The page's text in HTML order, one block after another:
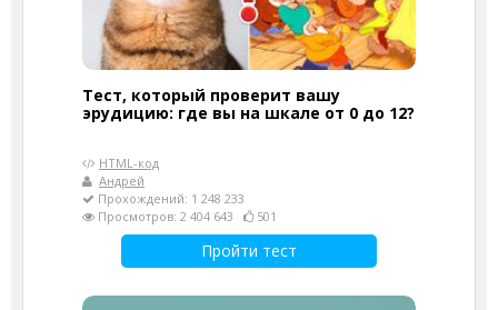
Тест, который проверит вашу
эрудицию: где вы на шкале от 0 до 12?
HTML-код
Андрей
Прохождений: 1 248 233
Просмотров: 2 404 643
501
Пройти тест